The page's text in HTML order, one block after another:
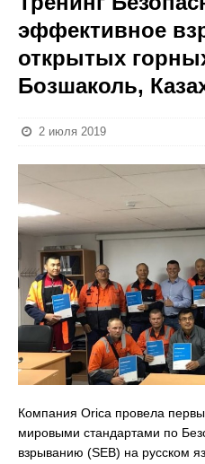
эффективное
открытых
Бозшаколь,
2 июля 2019
Компания Orica провела
мировыми стандартами по
взрыванию (SEB) на русском